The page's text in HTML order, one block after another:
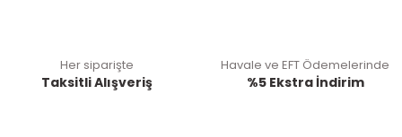
Her siparişte
Taksitli Alışveriş
Havale ve EFT Ödemelerinde
%5 Ekstra İndirim